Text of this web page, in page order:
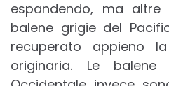
espandendo, ma
balene grigie del
recuperato appieno
originaria. Le